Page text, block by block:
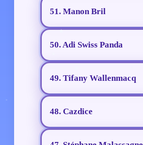
51. Manon Bril
50. Adi Swiss Panda
49. Tifany Wallenmacq
48. Cazdice